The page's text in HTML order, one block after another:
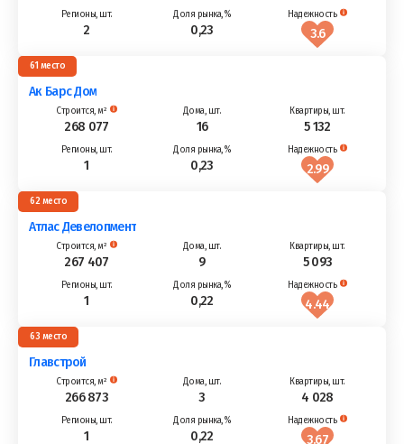
2 0,23 3.6
61
Ак Барс Дом
268 077 16 5 132
1 0,23 2.99
62
Атлас Девелопмент
267 407 9 5 093
1 0,22 4.44
63
Главстрой
266 873 3 4 028
1 0,22 3.67